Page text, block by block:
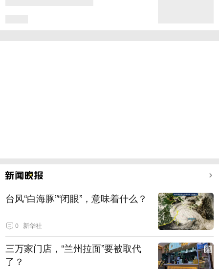
台风“白海豚”“闭眼”，意味着什么？
0 新华社
三万家门店，“兰州拉面”要被取代
了？